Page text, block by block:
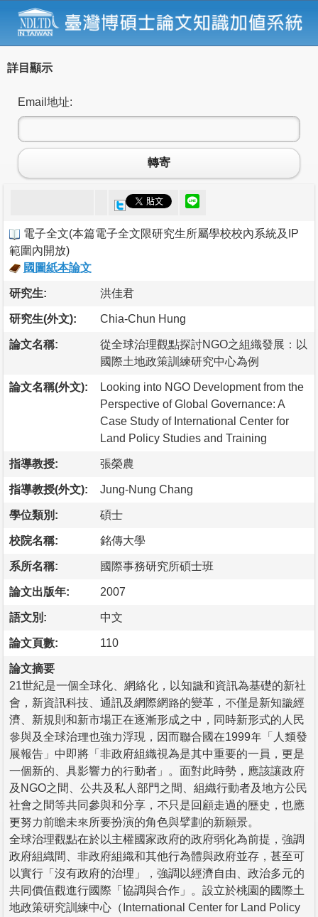
詳目顯示
Email地址:
轉寄
電子全文(本篇電子全文限研究生所屬學校校內系統及IP
範圍內開放)
國圖紙本論文
研究生: 洪佳君
研究生(外文): Chia-Chun Hung
論文名稱:
從全球治理觀點探討NGO之組織發展：以
國際土地政策訓練研究中心為例
論文名稱(外文):
Looking into NGO Development from the
Perspective of Global Governance: A
Case Study of International Center for
Land Policy Studies and Training
指導教授: 張榮農
指導教授(外文): Jung-Nung Chang
學位類別: 碩士
校院名稱: 銘傳大學
系所名稱: 國際事務研究所碩士班
論文出版年: 2007
語文別: 中文
論文頁數: 110
論文摘要
21世紀是一個全球化、網絡化，以知識和資訊為基礎的新社
會，新資訊科技、通訊及網際網路的變革，不僅是新知識經
濟、新規則和新市場正在逐漸形成之中，同時新形式的人民
參與及全球治理也強力浮現，因而聯合國在1999年「人類發
展報告」中即將「非政府組織視為是其中重要的一員，更是
一個新的、具影響力的行動者」。面對此時勢，應該讓政府
及NGO之間、公共及私人部門之間、組織行動者及地方公民
社會之間等共同參與和分享，不只是回顧走過的歷史，也應
更努力前瞻未來所要扮演的角色與擘劃的新願景。
全球治理觀點在於以主權國家政府的政府弱化為前提，強調
政府組織間、非政府組織和其他行為體與政府並存，甚至可
以實行「沒有政府的治理」，強調以經濟自由、政治多元的
共同價值觀進行國際「協調與合作」。設立於桃園的國際土
地政策研究訓練中心（International Center for Land Policy